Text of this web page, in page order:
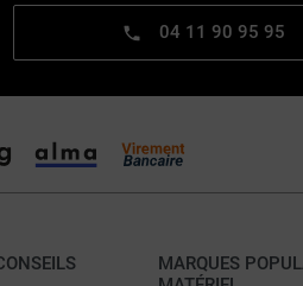
04 11 90 95 95
MARQUES